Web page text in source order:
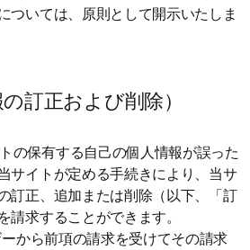
ついては、原則として開示いたしま
訂正および削除）
の保有する自己の個人情報が誤った
サイトが定める手続きにより、当サ
訂正、追加または削除（以下、「訂
請求することができます。
から前項の請求を受けてその請求